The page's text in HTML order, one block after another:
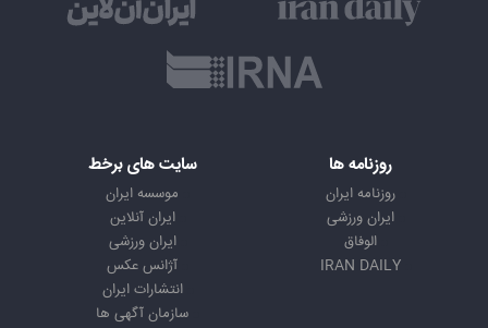
روزنامه ها
روزنامه ایران
ایران ورزشی
الوفاق
IRAN DAILY
سایت های برخط
موسسه ایران
ایران آنلاین
ایران ورزشی
آژانس عکس
انتشارات ایران
سازمان آگهی ها